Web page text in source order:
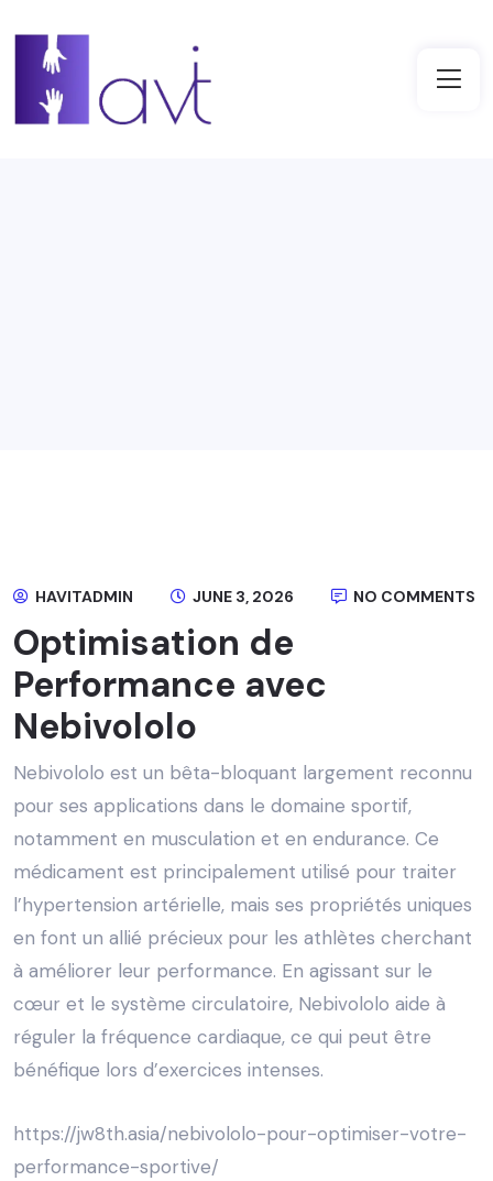
HAVITADMIN JUNE 3, 2026 NO COMMENTS
Optimisation de
Performance avec
Nebivololo
Nebivololo est un bêta-bloquant largement reconnu
pour ses applications dans le domaine sportif,
notamment en musculation et en endurance. Ce
médicament est principalement utilisé pour traiter
l’hypertension artérielle, mais ses propriétés uniques
en font un allié précieux pour les athlètes cherchant
à améliorer leur performance. En agissant sur le
cœur et le système circulatoire, Nebivololo aide à
réguler la fréquence cardiaque, ce qui peut être
bénéfique lors d’exercices intenses.
https://jw8th.asia/nebivololo-pour-optimiser-votre-
performance-sportive/